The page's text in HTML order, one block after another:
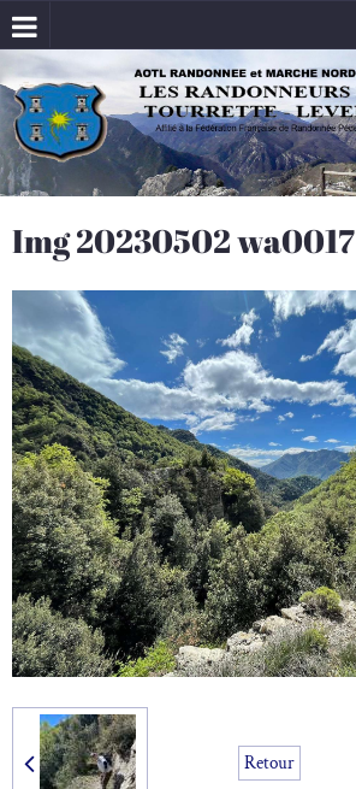
Img 20230502 wa0017
Retour